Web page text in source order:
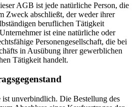
AGB ist jede natürliche Person, die
Zweck abschließt, der weder ihrer
beruflichen Tätigkeit
ist eine natürliche oder
Personengesellschaft, die bei
in Ausübung ihrer gewerblichen
Tätigkeit handelt.
ist unverbindlich. Die Bestellung des